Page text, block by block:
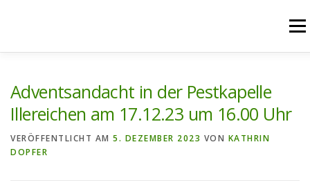
Menü
Adventsandacht in der Pestkapelle
Illereichen am 17.12.23 um 16.00 Uhr
VERÖFFENTLICHT AM 5. DEZEMBER 2023 VON KATHRIN
DOPFER